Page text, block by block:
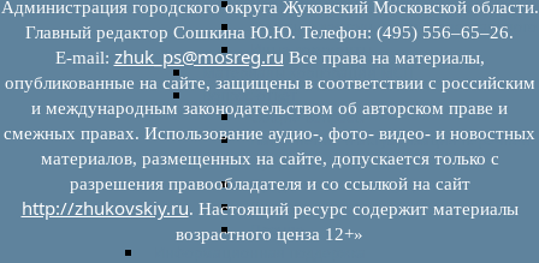
Отчеты о деятельности
Иные документы
Материалы Корпорации МСП
Вопрос-ответ
Общие вопросы
Наполнение и актуализация перечней
имущества
Предоставление имущества
Выкуп имущества
Прочие
Администрация городского округа Жуковский Московской области.
Главный редактор Сошкина Ю.Ю. Телефон: (495) 556–65–26.
E‑mail: zhuk_ps@mosreg.ru Все права на материалы,
опубликованные на сайте, защищены в соответствии с российским
и международным законодательством об авторском праве и
смежных правах. Использование аудио-, фото- видео- и новостных
материалов, размещенных на сайте, допускается только с
разрешения правообладателя и со ссылкой на сайт
http://zhukovskiy.ru. Настоящий ресурс содержит материалы
возрастного ценза 12+»